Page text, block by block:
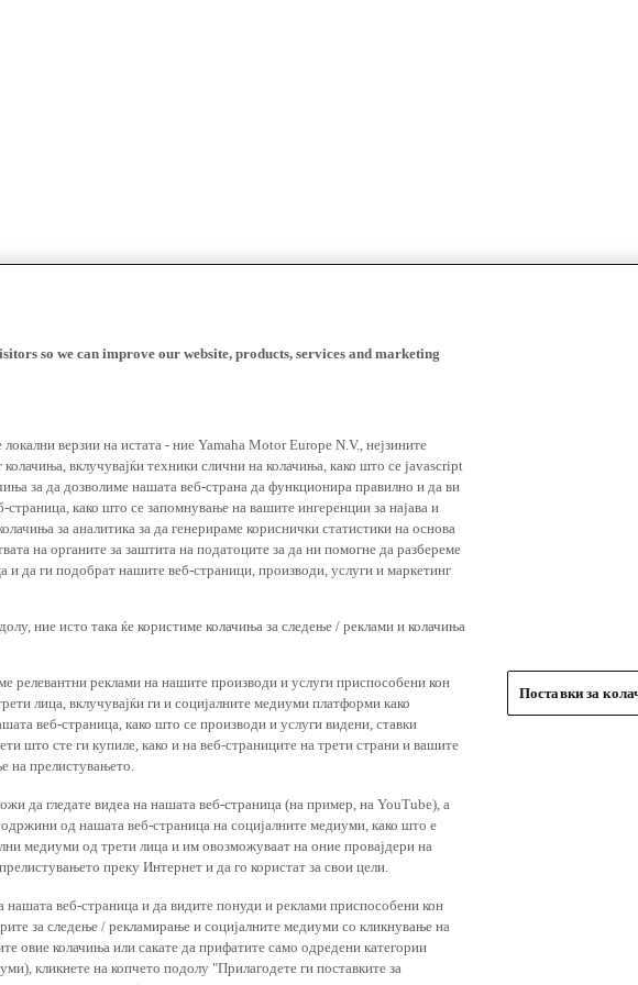
so we can improve our website, products, services and marketing
верзии на истата - ние Yamaha Motor Europe N.V., нејзините
вклучувајќи техники слични на колачиња, како што се javascript
за да дозволиме нашата веб-страна да функционира правилно и да ви
како што се запомнување на вашите ингеренции за најава и
за аналитика за да генерираме кориснички статистики на основа
на органите за заштита на податоците за да ни помогне да разбереме
и да ги подобрат нашите веб-страници, производи, услуги и маркетинг
ние исто така ќе користиме колачиња за следење / реклами и колачиња
релевантни реклами на нашите производи и услуги приспособени кон
лица, вклучувајќи ги и социјалните медиуми платформи како
веб-страница, како што се производи и услуги видени, ставки
што сте ги купиле, како и на веб-страниците на трети страни и вашите
на прелистувањето.
да гледате видеа на нашата веб-страница (на пример, на YouTube), а
од нашата веб-страница на социјалните медиуми, како што е
медиуми од трети лица и им овозможуваат на оние провајдери на
преку Интернет и да го користат за свои цели.
нашата веб-страница и да видите понуди и реклами приспособени кон
за следење / рекламирање и социјалните медиуми со кликнување на
овие колачиња или сакате да прифатите само одредени категории
кликнете на копчето подолу "Прилагодете ги поставките за
Поставки за